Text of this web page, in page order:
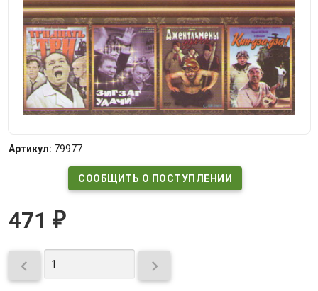
Артикул: 79977
СООБЩИТЬ О ПОСТУПЛЕНИИ
471 ₽
 